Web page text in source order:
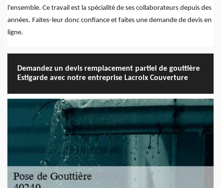
l'ensemble. Ce travail est la spécialité de ses collaborateurs depuis des
années. Faites-leur donc confiance et faites une demande de devis en
ligne.
Demandez un devis remplacement partiel de gouttière
Estigarde avec notre entreprise Lacroix Couverture